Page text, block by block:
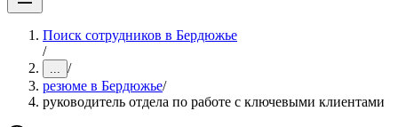
Поиск сотрудников в Бердюжье
/
... /
резюме в Бердюжье/
руководитель отдела по работе с ключевыми клиентами